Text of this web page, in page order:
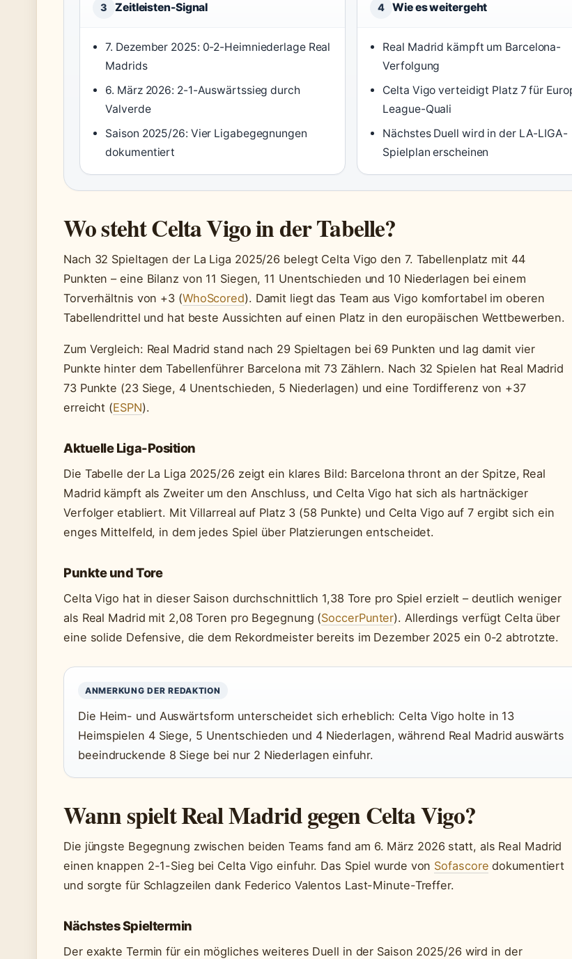
3 Zeitleisten-Signal
7. Dezember 2025: 0-2-Heimniederlage Real
Madrids
6. März 2026: 2-1-Auswärtssieg durch
Valverde
Saison 2025/26: Vier Ligabegegnungen
dokumentiert
4 Wie es weitergeht
Real Madrid kämpft um Barcelona-
Verfolgung
Celta Vigo verteidigt Platz 7 für
League-Quali
Nächstes Duell wird in der LA-LIGA-
Spielplan erscheinen
Wo steht Celta Vigo in der Tabelle?
Nach 32 Spieltagen der La Liga 2025/26 belegt Celta Vigo den 7. Tabellenplatz mit 44
Punkten – eine Bilanz von 11 Siegen, 11 Unentschieden und 10 Niederlagen bei einem
Torverhältnis von +3 (WhoScored). Damit liegt das Team aus Vigo komfortabel im oberen
Tabellendrittel und hat beste Aussichten auf einen Platz in den europäischen Wettbewerben.
Zum Vergleich: Real Madrid stand nach 29 Spieltagen bei 69 Punkten und lag damit vier
Punkte hinter dem Tabellenführer Barcelona mit 73 Zählern. Nach 32 Spielen hat Real Madrid
73 Punkte (23 Siege, 4 Unentschieden, 5 Niederlagen) und eine Tordifferenz von +37
erreicht (ESPN).
Aktuelle Liga-Position
Die Tabelle der La Liga 2025/26 zeigt ein klares Bild: Barcelona thront an der Spitze, Real
Madrid kämpft als Zweiter um den Anschluss, und Celta Vigo hat sich als hartnäckiger
Verfolger etabliert. Mit Villarreal auf Platz 3 (58 Punkte) und Celta Vigo auf 7 ergibt sich ein
enges Mittelfeld, in dem jedes Spiel über Platzierungen entscheidet.
Punkte und Tore
Celta Vigo hat in dieser Saison durchschnittlich 1,38 Tore pro Spiel erzielt – deutlich weniger
als Real Madrid mit 2,08 Toren pro Begegnung (SoccerPunter). Allerdings verfügt Celta über
eine solide Defensive, die dem Rekordmeister bereits im Dezember 2025 ein 0-2 abtrotzte.
ANMERKUNG DER REDAKTION
Die Heim- und Auswärtsform unterscheidet sich erheblich: Celta Vigo holte in 13
Heimspielen 4 Siege, 5 Unentschieden und 4 Niederlagen, während Real Madrid auswärts
beeindruckende 8 Siege bei nur 2 Niederlagen einfuhr.
Wann spielt Real Madrid gegen Celta Vigo?
Die jüngste Begegnung zwischen beiden Teams fand am 6. März 2026 statt, als Real Madrid
einen knappen 2-1-Sieg bei Celta Vigo einfuhr. Das Spiel wurde von Sofascore dokumentiert
und sorgte für Schlagzeilen dank Federico Valentos Last-Minute-Treffer.
Nächstes Spieltermin
Der exakte Termin für ein mögliches weiteres Duell in der Saison 2025/26 wird in der